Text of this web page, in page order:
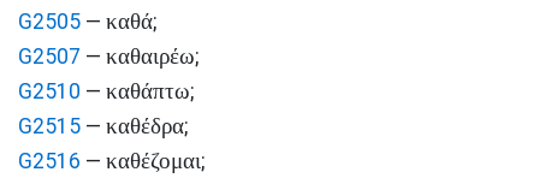
G2505 — καθά;
G2507 — καθαιρέω;
G2510 — καθάπτω;
G2515 — καθέδρα;
G2516 — καθέζομαι;